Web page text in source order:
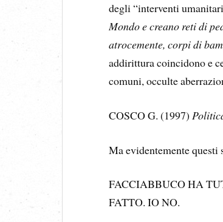
degli “interventi
Mondo e creano reti di
atrocemente, corpi di
addirittura coincidono e
comuni, occulte
COSCO G. (1997)
Ma evidentemente
FACCIABBUCO HA
FATTO. IO NO.